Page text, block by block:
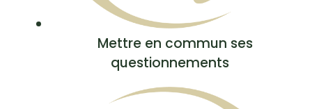
Mettre en commun ses
questionnements